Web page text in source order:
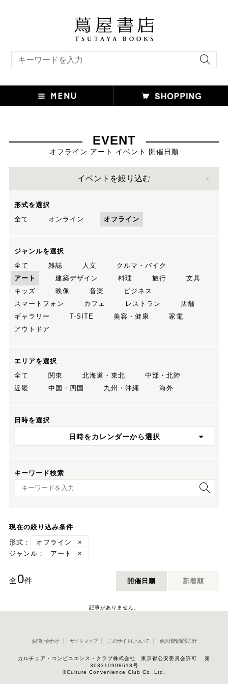
EVENT
オフライン アート イベント 開催日順
イベントを絞り込む
形式を選択
全て
オンライン オフライン
ジャンルを選択
全て
雑誌 人文
クルマ・バイク
アート
建築デザイン 料理 旅行
文具
キッズ
映像 音楽
ビジネス
スマートフォン
カフェ レストラン
店舗
ギャラリー
T-SITE 美容・健康
家電
アウトドア
エリアを選択
全て
関東 北海道・東北
中部・北陸
近畿
中国・四国 九州・沖縄 海外
日時を選択
日時をカレンダーから選択
キーワード検索
キーワード検索
現在の絞り込み条件
形式：
オフライン
×
ジャンル：
アート ×
全0件 開催日順 新着順
記事がありません。
お問い合わせ サイトマップ このサイトについて 個人情報保護方針
カルチュア・コンビニエンス・クラブ株式会社 東京都公安委員会許可 第
303310908618号
©Culture Convenience Club Co.,Ltd.